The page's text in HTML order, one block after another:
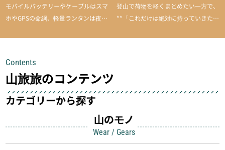
モバイルバッテリーやケーブルはスマ
ホやGPSの命綱、軽量ランタンは夜間
して安全にしてくれます
登山で荷物を軽くまとめたい一方で、
**「これだけは絶対に持っていきた
Contents
山旅旅のコンテンツ
カテゴリーから探す
山のモノ
Wear / Gears